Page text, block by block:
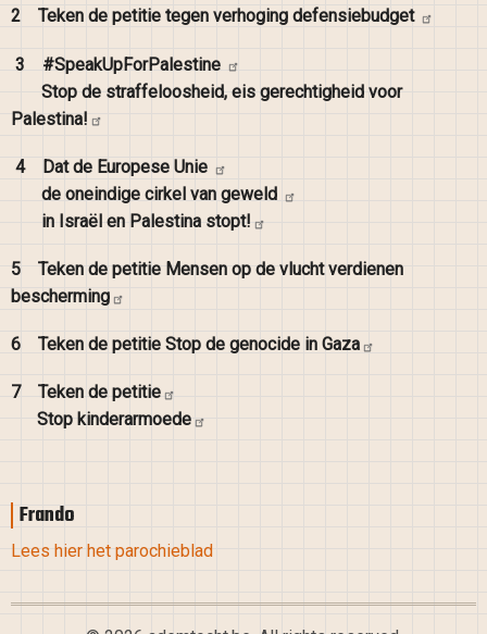
2 Teken de petitie tegen verhoging defensiebudget
3
#SpeakUpForPalestine
Stop de straffeloosheid, eis gerechtigheid voor
Palestina!
4 Dat de Europese Unie
de oneindige cirkel van geweld
in Israël en Palestina stopt!
5 Teken de petitie Mensen op de vlucht verdienen
bescherming
6 Teken de petitie Stop de genocide in Gaza
7 Teken de petitie
Stop kinderarmoede
Frando
Lees hier het parochieblad